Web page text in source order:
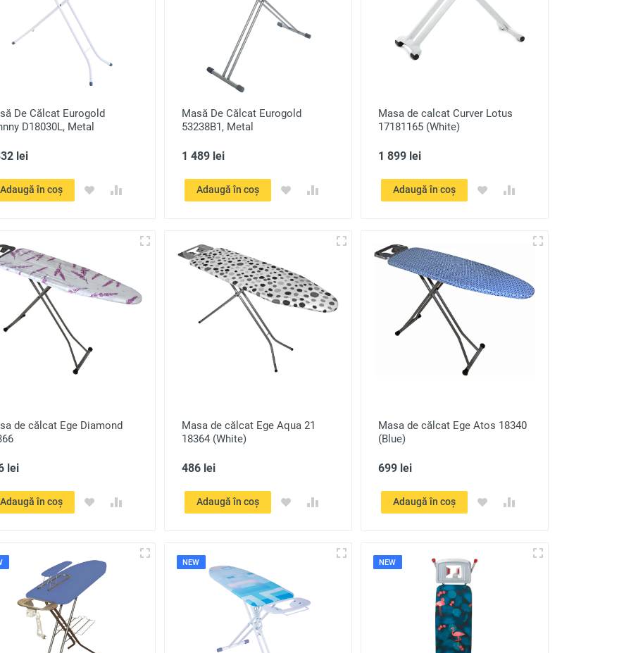
De Călcat Eurogold
D18030L, Metal
lei
Adaugă în coș
Masă De Călcat Eurogold
53238B1, Metal
1 489 lei
Adaugă în coș
Masa de calcat Curver Lotus
17181165 (White)
1 899 lei
Adaugă în coș
de călcat Ege Diamond
lei
Adaugă în coș
Masa de călcat Ege Aqua 21
18364 (White)
486 lei
Adaugă în coș
Masa de călcat Ege Atos 18340
(Blue)
699 lei
Adaugă în coș
NEW NEW